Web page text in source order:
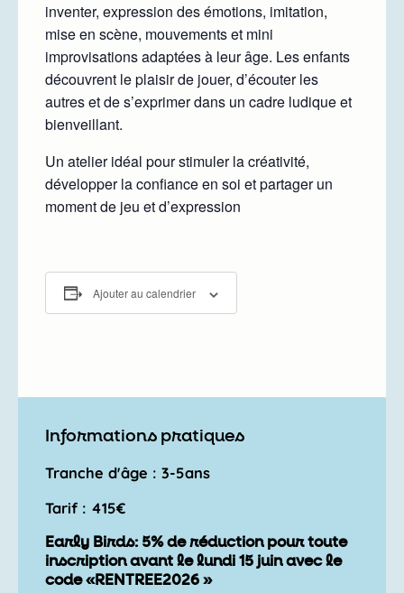
inventer, expression des émotions, imitation,
mise en scène, mouvements et mini
improvisations adaptées à leur âge. Les enfants
découvrent le plaisir de jouer, d’écouter les
autres et de s’exprimer dans un cadre ludique et
bienveillant.
Un atelier idéal pour stimuler la créativité,
développer la confiance en soi et partager un
moment de jeu et d’expression
Ajouter au calendrier
Informations pratiques
Tranche d'âge : 3-5ans
Tarif : 415€
Early Birds: 5% de réduction pour toute
inscription avant le lundi 15 juin avec le
code «RENTREE2026 »